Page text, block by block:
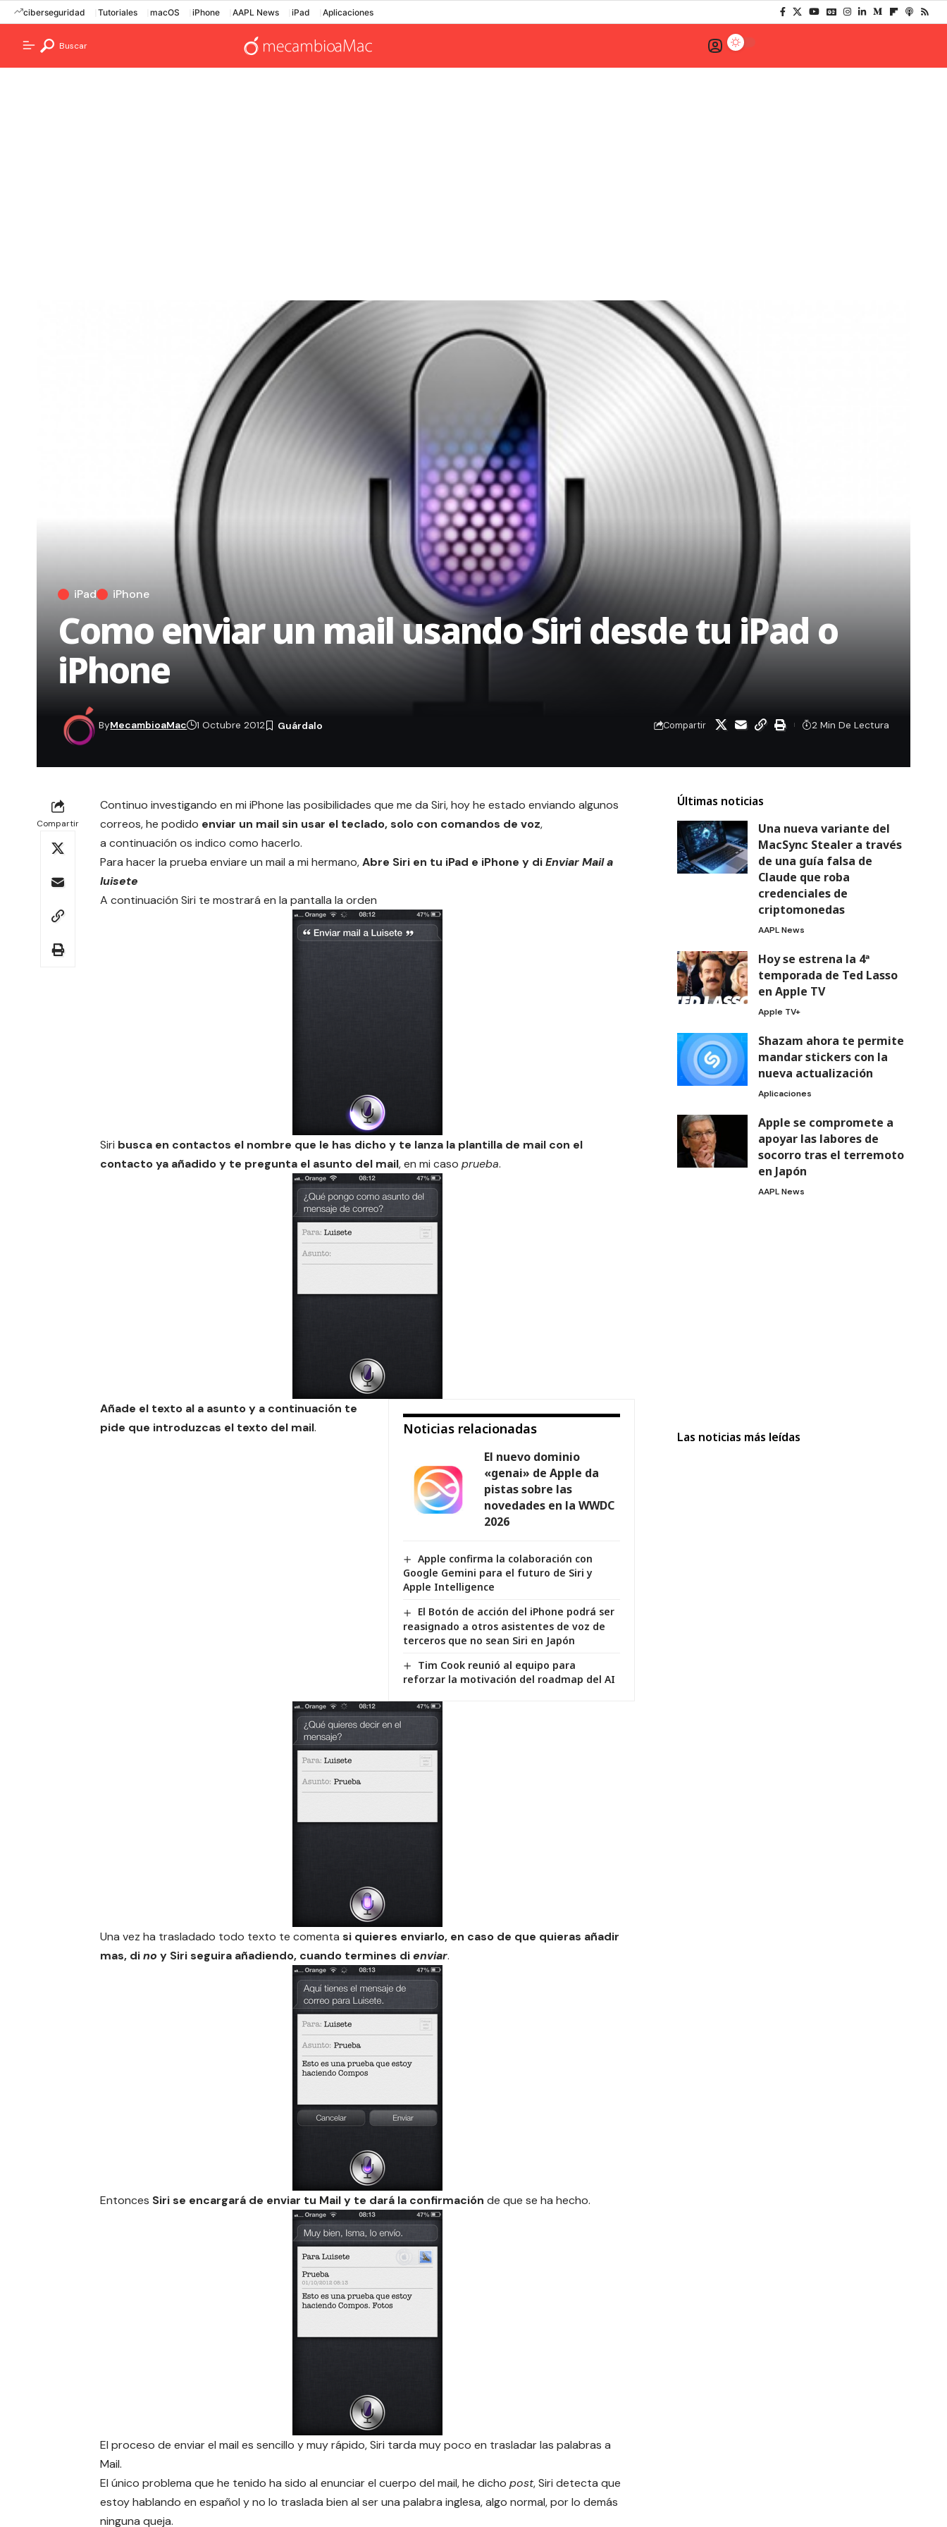
ciberseguridad Tutoriales macOS iPhone AAPL News iPad Aplicaciones
Buscar
iPad iPhone
Como enviar un mail usando Siri desde tu iPad o
iPhone
ByMecambioaMac 1 Octubre 2012 Compartir 2 Min De Lectura
Compartir
Continuo investigando en mi iPhone las posibilidades que me da Siri, hoy he estado enviando algunos
correos, he podido enviar un mail sin usar el teclado, solo con comandos de voz,
a continuación os indico como hacerlo.
Para hacer la prueba enviare un mail a mi hermano,Abre Siri en tu iPad e iPhone y diEnviar Mail a
luisete
A continuación Siri te mostrará en la pantalla la orden
Siri busca en contactos el nombre que le has dicho y te lanza la plantilla de mail con el
contacto ya añadido y te pregunta el asunto del mail, en mi caso prueba.
Noticias relacionadas
El nuevo dominio
«genai» de Apple da
pistas sobre las
novedades en la WWDC
2026
Apple confirma la colaboración con
Google Gemini para el futuro de Siri y
Apple Intelligence
El Botón de acción del iPhone podrá ser
reasignado a otros asistentes de voz de
terceros que no sean Siri en Japón
Tim Cook reunió al equipo para
reforzar la motivación del roadmap del AI
Añade el texto al a asunto y a continuación te
pide que introduzcas el texto del mail.
Una vez ha trasladado todo texto te comenta si quieres enviarlo, en caso de que quieras añadir
mas, dino y Siri seguira añadiendo, cuando termines dienviar.
Entonces Siri se encargará de enviar tu Mail y te dará la confirmación de que se ha hecho.
El proceso de enviar el mail es sencillo y muy rápido, Siri tarda muy poco en trasladar las palabras a
Mail.
El único problema que he tenido ha sido al enunciar el cuerpo del mail, he dicho post, Siri detecta que
estoy hablando en español y no lo traslada bien al ser una palabra inglesa, algo normal, por lo demás
ninguna queja.
Últimas noticias
Una nueva variante del
MacSync Stealer a través
de una guía falsa de
Claude que roba
credenciales de
criptomonedas
AAPL News
Hoy se estrena la 4ª
temporada de Ted Lasso
en Apple TV
Apple TV+
Shazam ahora te permite
mandar stickers con la
nueva actualización
Aplicaciones
Apple se compromete a
apoyar las labores de
socorro tras el terremoto
en Japón
AAPL News
Las noticias más leídas